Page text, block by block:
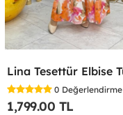
0 Değerlendirme
1,799.00 TL